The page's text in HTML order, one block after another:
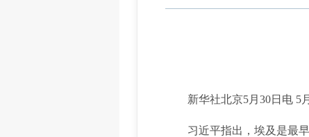
新华社北京5月30日电 5月
习近平指出，埃及是最早